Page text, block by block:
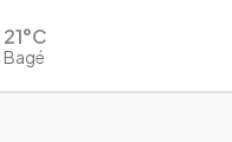
21°C
Bagé